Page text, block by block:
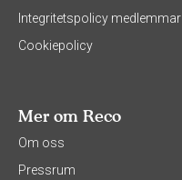
Integritetspolicy medlemmar
Cookiepolicy
Mer om Reco
Om oss
Pressrum